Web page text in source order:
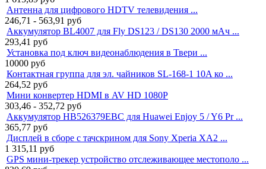
Антенна для цифрового HDTV телевидения ...
246,71 - 563,91 руб
Аккумулятор BL4007 для Fly DS123 / DS130 2000 мАч ...
293,41 руб
Установка под ключ видеонаблюдения в Твери ...
10000 руб
Контактная группа для эл. чайников SL-168-1 10A ко ...
264,52 руб
Мини конвертер HDMI в AV HD 1080P
303,46 - 352,72 руб
Аккумулятор HB526379EBC для Huawei Enjoy 5 / Y6 Pr ...
365,77 руб
Дисплей в сборе с тачскрином для Sony Xperia XA2 ...
1 315,11 руб
GPS мини-трекер устройство отслеживающее местополо ...